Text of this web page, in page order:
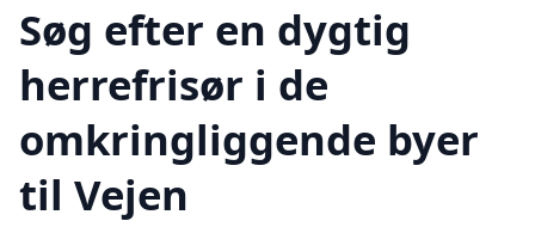
Søg efter en dygtig
herrefrisør i de
omkringliggende byer
til Vejen